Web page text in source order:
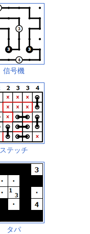
信号機
ステッチ
タパ